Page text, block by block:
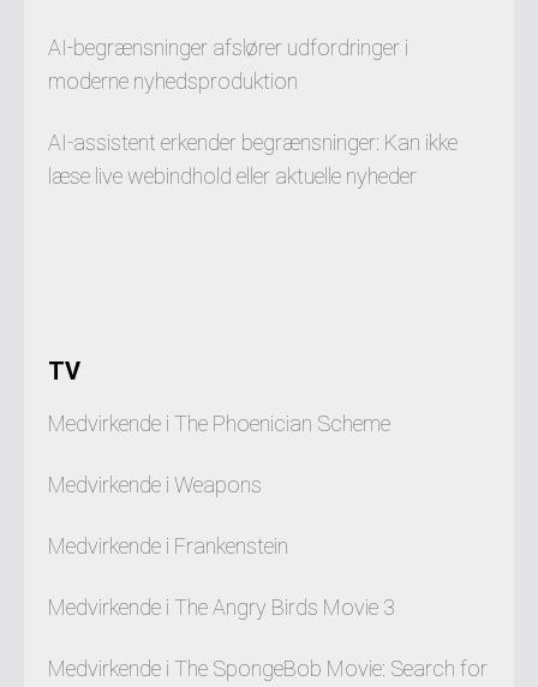
AI-begrænsninger afslører udfordringer i
moderne nyhedsproduktion
AI-assistent erkender begrænsninger: Kan ikke
læse live webindhold eller aktuelle nyheder
TV
Medvirkende i The Phoenician Scheme
Medvirkende i Weapons
Medvirkende i Frankenstein
Medvirkende i The Angry Birds Movie 3
Medvirkende i The SpongeBob Movie: Search for